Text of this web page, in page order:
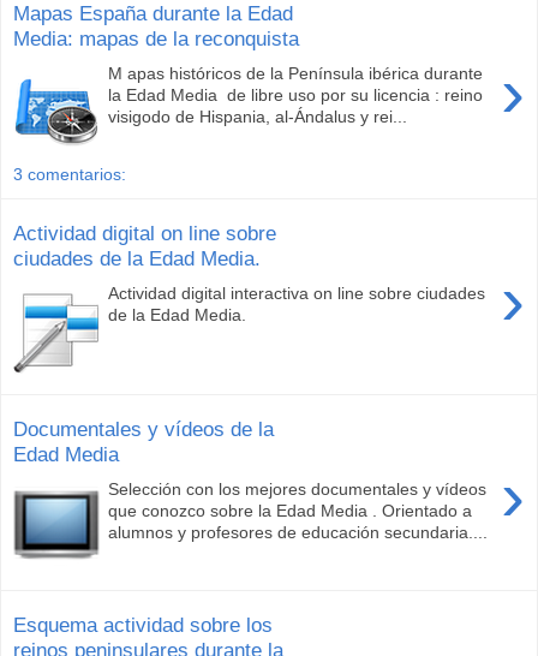
Mapas España durante la Edad
Media: mapas de la reconquista
›
M apas históricos de la Península ibérica durante
la Edad Media de libre uso por su licencia : reino
visigodo de Hispania, al-Ándalus y rei...
3 comentarios:
Actividad digital on line sobre
ciudades de la Edad Media.
›
Actividad digital interactiva on line sobre ciudades
de la Edad Media.
Documentales y vídeos de la
Edad Media
›
Selección con los mejores documentales y vídeos
que conozco sobre la Edad Media . Orientado a
alumnos y profesores de educación secundaria....
Esquema actividad sobre los
reinos peninsulares durante la